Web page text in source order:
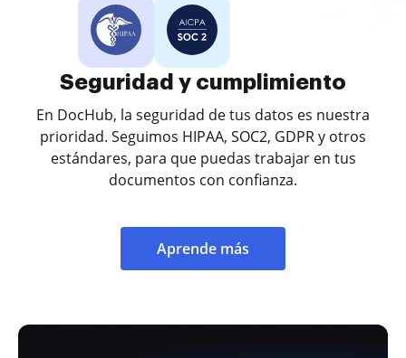
Seguridad y cumplimiento
En DocHub, la seguridad de tus datos es nuestra
prioridad. Seguimos HIPAA, SOC2, GDPR y otros
estándares, para que puedas trabajar en tus
documentos con confianza.
Aprende más